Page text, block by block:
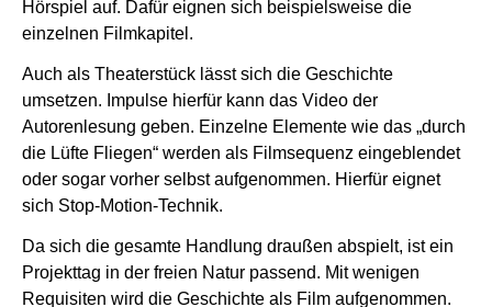
Hörspiel auf. Dafür eignen sich beispielsweise die
einzelnen Filmkapitel.
Auch als Theaterstück lässt sich die Geschichte
umsetzen. Impulse hierfür kann das Video der
Autorenlesung geben. Einzelne Elemente wie das „durch
die Lüfte Fliegen“ werden als Filmsequenz eingeblendet
oder sogar vorher selbst aufgenommen. Hierfür eignet
sich Stop-Motion-Technik.
Da sich die gesamte Handlung draußen abspielt, ist ein
Projekttag in der freien Natur passend. Mit wenigen
Requisiten wird die Geschichte als Film aufgenommen.